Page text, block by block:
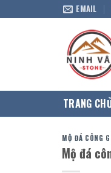
EMAIL
TRANG
MỘ ĐÁ CÔNG
Mộ đá